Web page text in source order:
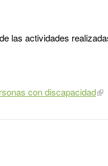
las actividades
con discapacidad